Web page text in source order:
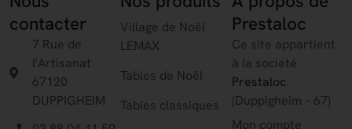
contacter
7 Rue de
l'Artisanat
67120
DUPPIGHEIM
Village de Noël
LEMAX
Tables de Noël
Tables classiques
Prestaloc
Ce site appartient
à la société
Prestaloc
(Duppigheim – 67)
Mon compte